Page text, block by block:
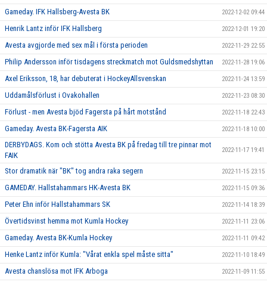
Gameday. IFK Hallsberg-Avesta BK 2022-12-02 09:44
Henrik Lantz inför IFK Hallsberg 2022-12-01 19:20
Avesta avgjorde med sex mål i första perioden 2022-11-29 22:55
Philip Andersson inför tisdagens streckmatch mot Guldsmedshyttan 2022-11-28 19:06
Axel Eriksson, 18, har debuterat i HockeyAllsvenskan 2022-11-24 13:59
Uddamålsförlust i Ovakohallen 2022-11-23 08:30
Förlust - men Avesta bjöd Fagersta på hårt motstånd 2022-11-18 22:43
Gameday. Avesta BK-Fagersta AIK 2022-11-18 10:00
DERBYDAGS. Kom och stötta Avesta BK på fredag till tre pinnar mot
FAIK
2022-11-17 19:41
Stor dramatik när "BK" tog andra raka segern 2022-11-15 23:15
GAMEDAY. Hallstahammars HK-Avesta BK 2022-11-15 09:36
Peter Ehn inför Hallstahammars SK 2022-11-14 18:39
Övertidsvinst hemma mot Kumla Hockey 2022-11-11 23:06
Gameday. Avesta BK-Kumla Hockey 2022-11-11 09:42
Henke Lantz inför Kumla: "Vårat enkla spel måste sitta" 2022-11-10 18:49
Avesta chanslösa mot IFK Arboga 2022-11-09 11:55